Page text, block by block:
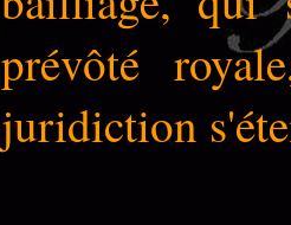
prévôté
juridiction